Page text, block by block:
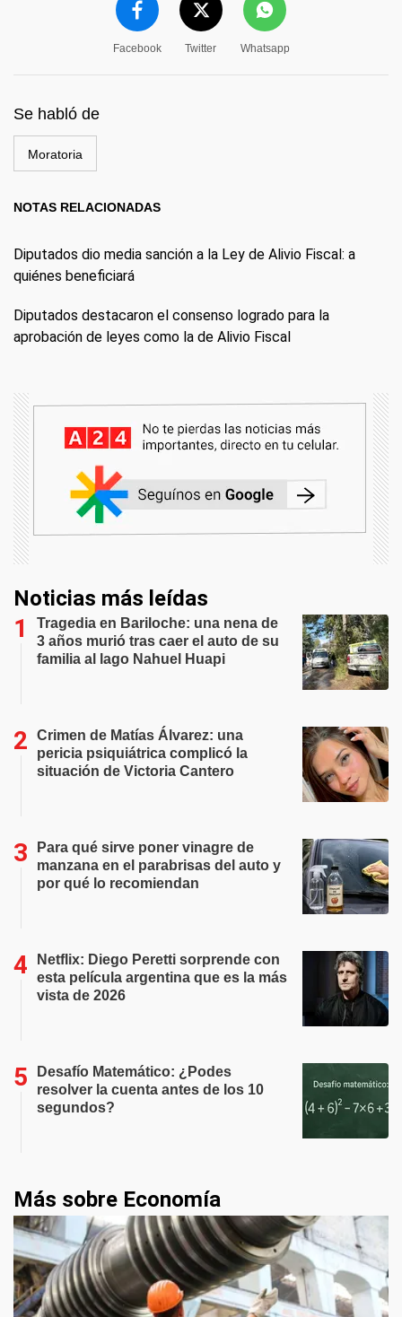
Facebook Twitter Whatsapp
Se habló de
Moratoria
NOTAS RELACIONADAS
Diputados dio media sanción a la Ley de Alivio Fiscal: a
quiénes beneficiará
Diputados destacaron el consenso logrado para la
aprobación de leyes como la de Alivio Fiscal
Noticias más leídas
Tragedia en Bariloche: una nena de
3 años murió tras caer el auto de su
familia al lago Nahuel Huapi
Crimen de Matías Álvarez: una
pericia psiquiátrica complicó la
situación de Victoria Cantero
Para qué sirve poner vinagre de
manzana en el parabrisas del auto y
por qué lo recomiendan
Netflix: Diego Peretti sorprende con
esta película argentina que es la más
vista de 2026
Desafío Matemático: ¿Podes
resolver la cuenta antes de los 10
segundos?
Más sobre Economía